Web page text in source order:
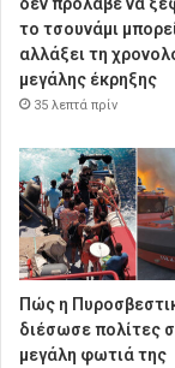
το τσουνάμι μπορεί
αλλάξει τη
μεγάλης έκρηξης
35 λεπτά πρίν
Πώς η
διέσωσε πολίτες
μεγάλη φωτιά της